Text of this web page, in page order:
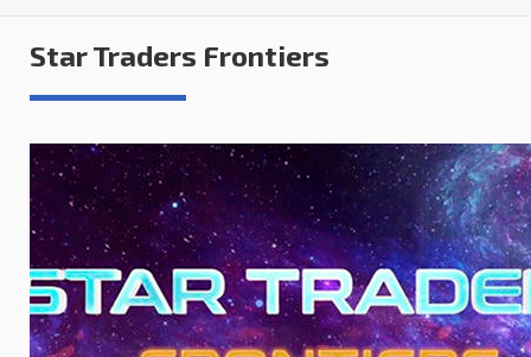
Star Traders Frontiers